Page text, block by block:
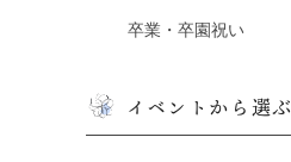
卒業・卒園祝い
イベントから選ぶ